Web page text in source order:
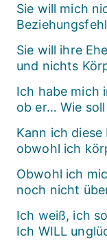
Sie will mich
Sie will ihre
und nichts
Ich habe mich
ob er… Wie
Kann ich
obwohl ich
Obwohl ich
noch nicht
Ich weiß, ich
Ich WILL